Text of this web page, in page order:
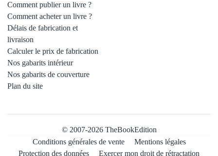
Comment publier un livre ?
Comment acheter un livre ?
Délais de fabrication et
livraison
Calculer le prix de fabrication
Nos gabarits intérieur
Nos gabarits de couverture
Plan du site
© 2007-2026 TheBookEdition
Conditions générales de vente
Mentions légales
Protection des données
Exercer mon droit de rétractation